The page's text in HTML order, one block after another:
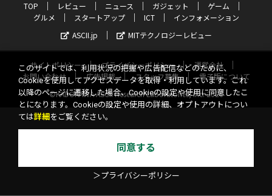
TOP レビュー ニュース ガジェット
ゲーム
グルメ
スタートアップ ICT
インフォメーション
ASCII.jp
MITテクノロジーレビュー
サイトポリシー プライバシーポリシー
運営会社
お問い合わせ
広告掲載 スタッフ募集
電子版について
©KADOKAWA ASCII Research Laboratories, Inc. 2026
このサイトでは、利用状況の把握や広告配信などのために、
Cookieを使用してアクセスデータを取得・利用しています。これ
以降のページに遷移した場合、Cookieの設定や使用に同意したこ
とになります。Cookieの設定や使用の詳細、オプトアウトについ
ては詳細 をご覧ください。
同意する
＞プライバシーポリシー